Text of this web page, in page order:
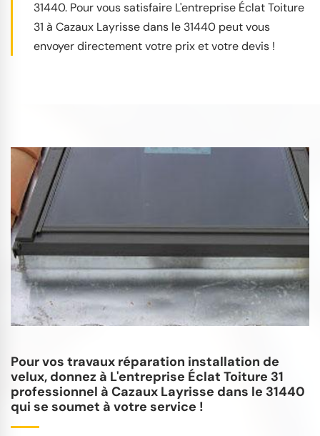
31440. Pour vous satisfaire L'entreprise Éclat Toiture
31 à Cazaux Layrisse dans le 31440 peut vous
envoyer directement votre prix et votre devis !
Pour vos travaux réparation installation de
velux, donnez à L'entreprise Éclat Toiture 31
professionnel à Cazaux Layrisse dans le 31440
qui se soumet à votre service !